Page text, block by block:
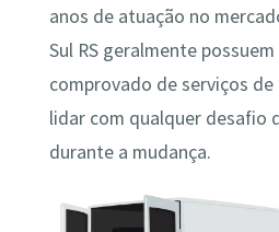
anos de atuação no
Sul RS geralmente
comprovado de serviços
lidar com qualquer desafio
durante a mudança.